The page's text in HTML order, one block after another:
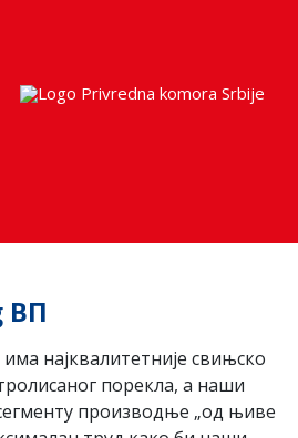
ВП
има најквалитетније свињско
порекла, а наши
производње „од њиве